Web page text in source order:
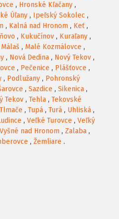
, Hronské Kľačany ,
Úľany , Ipeľský Sokolec ,
, Kalná nad Hronom , Keť ,
, Kukučínov , Kuraľany ,
Málaš , Malé Kozmálovce ,
, Nová Dedina , Nový Tekov ,
, Pečenice , Plášťovce ,
, Podlužany , Pohronský
, Sazdice , Sikenica ,
Tekov , Tehla , Tekovské
Tlmače , Tupá , Turá , Uhliská ,
, Veľké Turovce , Veľký
Vyšné nad Hronom , Zalaba ,
, Žemliare .